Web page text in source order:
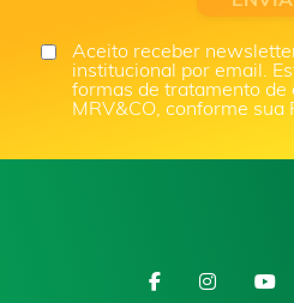
Aceito receber
institucional por email.
formas de tratamento de
MRV&CO, conforme sua